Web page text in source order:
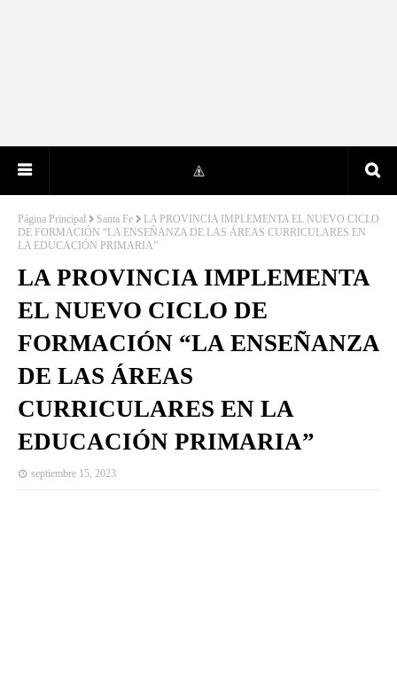
Página Principal Santa Fe
LA PROVINCIA IMPLEMENTA EL NUEVO CICLO
DE FORMACIÓN “LA ENSEÑANZA DE LAS ÁREAS CURRICULARES EN
LA EDUCACIÓN PRIMARIA”
LA PROVINCIA IMPLEMENTA
EL NUEVO CICLO DE
FORMACIÓN “LA ENSEÑANZA
DE LAS ÁREAS
CURRICULARES EN LA
EDUCACIÓN PRIMARIA”
septiembre 15, 2023